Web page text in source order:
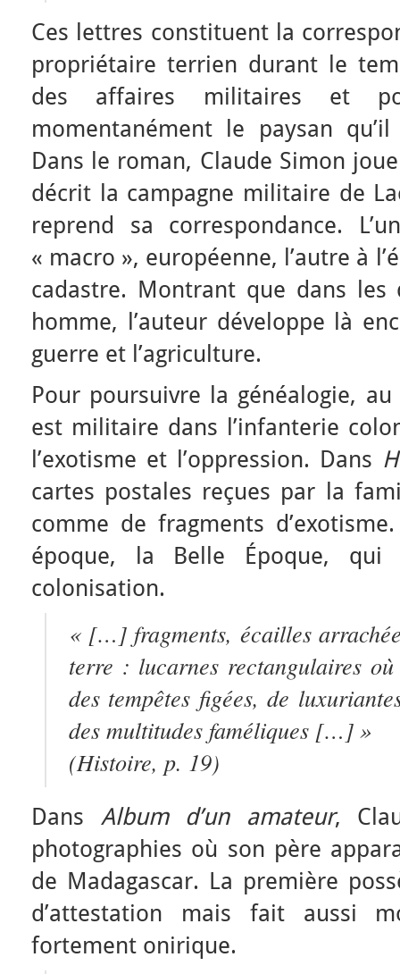
Ces lettres constituent la
propriétaire terrien durant le
des affaires militaires et
momentanément le paysan
Dans le roman, Claude Simon
décrit la campagne militaire de
reprend sa correspondance.
« macro », européenne, l’autre à
cadastre. Montrant que dans les
homme, l’auteur développe là
guerre et l’agriculture.
Pour poursuivre la généalogie,
est militaire dans l’infanterie
l’exotisme et l’oppression. Dans
cartes postales reçues par la
comme de fragments
époque, la Belle Époque,
colonisation.
« […] fragments, écailles
terre : lucarnes rectangulaires
des tempêtes figées, de
des multitudes faméliques […] »
(Histoire, p. 19)
Dans Album d’un amateur,
photographies où son père
de Madagascar. La première
d’attestation mais fait aussi
fortement onirique.